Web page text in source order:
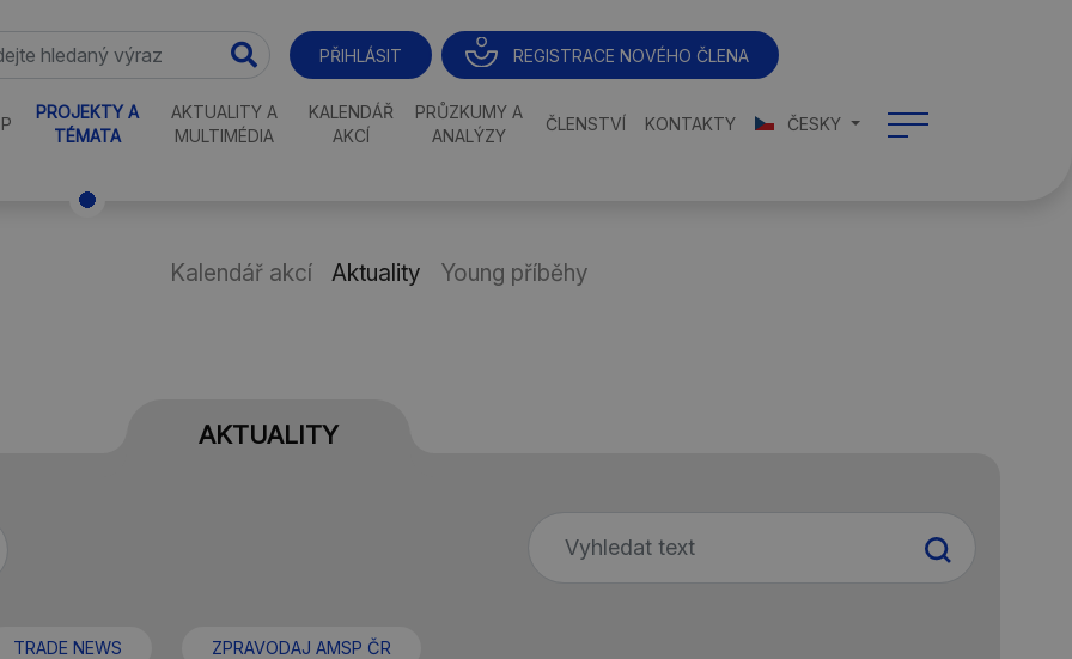
PŘIHLÁSIT REGISTRACE NOVÉHO ČLENA
PROJEKTY A
TÉMATA
AKTUALITY A
MULTIMÉDIA
KALENDÁŘ
AKCÍ
PRŮZKUMY A
ANALÝZY
ČLENSTVÍ KONTAKTY ČESKY
Kalendář akcí Aktuality Young příběhy
AKTUALITY
TRADE NEWS ZPRAVODAJ AMSP ČR